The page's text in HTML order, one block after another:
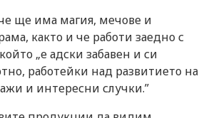
ще има магия, мечове и
както и че работи заедно с
„е адски забавен и си
работейки над развитието на
и интересни случки.”